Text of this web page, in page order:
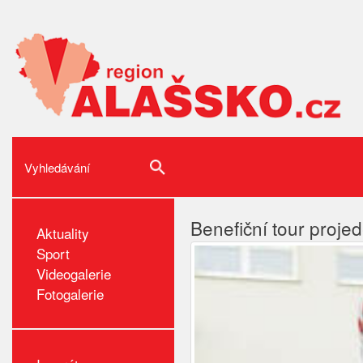
Aktuality
Sport
Videogalerie
Fotogalerie
Benefiční tour